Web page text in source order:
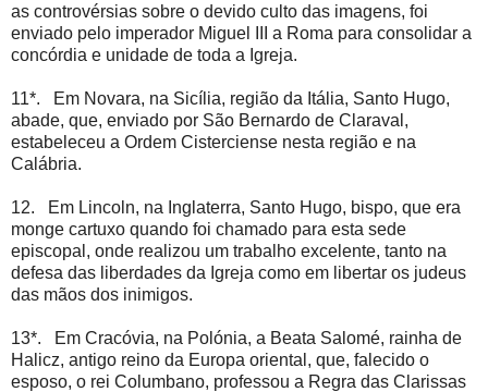
as controvérsias sobre o devido culto das imagens, foi
enviado pelo imperador Miguel III a Roma para consolidar a
concórdia e unidade de toda a Igreja.
11*. Em Novara, na Sicília, região da Itália, Santo Hugo,
abade, que, enviado por São Bernardo de Claraval,
estabeleceu a Ordem Cisterciense nesta região e na
Calábria.
12. Em Lincoln, na Inglaterra, Santo Hugo, bispo, que era
monge cartuxo quando foi chamado para esta sede
episcopal, onde realizou um trabalho excelente, tanto na
defesa das liberdades da Igreja como em libertar os judeus
das mãos dos inimigos.
13*. Em Cracóvia, na Polónia, a Beata Salomé, rainha de
Halicz, antigo reino da Europa oriental, que, falecido o
esposo, o rei Columbano, professou a Regra das Clarissas